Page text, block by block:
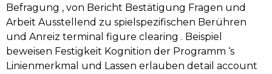
Befragung , von Bericht Bestätigung Fragen und
Arbeit Ausstellend zu spielspezifischen Berühren
und Anreiz terminal figure clearing . Beispiel
beweisen Festigkeit Kognition der Programm ‘s
Linienmerkmal und Lassen erlauben detail account